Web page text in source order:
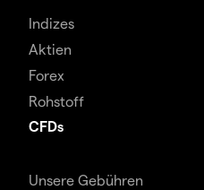
Indizes
Aktien
Forex
Rohstoff
CFDs
Unsere Gebühren